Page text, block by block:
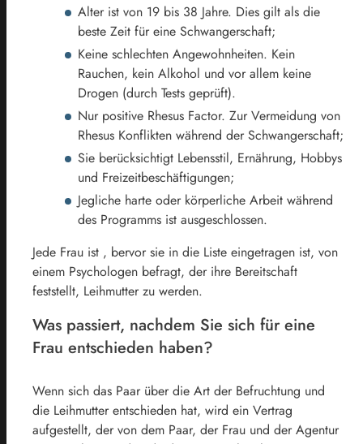
Alter ist von 19 bis 38 Jahre. Dies gilt als die
beste Zeit für eine Schwangerschaft;
Keine schlechten Angewohnheiten. Kein
Rauchen, kein Alkohol und vor allem keine
Drogen (durch Tests geprüft).
Nur positive Rhesus Factor. Zur Vermeidung von
Rhesus Konflikten während der Schwangerschaft;
Sie berücksichtigt Lebensstil, Ernährung, Hobbys
und Freizeitbeschäftigungen;
Jegliche harte oder körperliche Arbeit während
des Programms ist ausgeschlossen.
Jede Frau ist , bervor sie in die Liste eingetragen ist, von
einem Psychologen befragt, der ihre Bereitschaft
feststellt, Leihmutter zu werden.
Was passiert, nachdem Sie sich für eine
Frau entschieden haben?
Wenn sich das Paar über die Art der Befruchtung und
die Leihmutter entschieden hat, wird ein Vertrag
aufgestellt, der von dem Paar, der Frau und der Agentur